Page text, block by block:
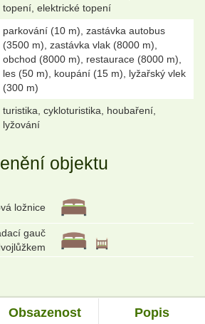
topení, elektrické topení
parkování (10 m), zastávka autobus
(3500 m), zastávka vlak (8000 m),
obchod (8000 m), restaurace (8000 m),
les (50 m), koupání (15 m), lyžařský vlek
(300 m)
turistika, cykloturistika, houbaření,
lyžování
objektu
ložnice
gauč
Obsazenost Popis